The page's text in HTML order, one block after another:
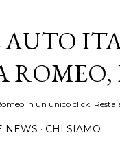
AUTO
in un unico click.
NEWS CHI SIAMO